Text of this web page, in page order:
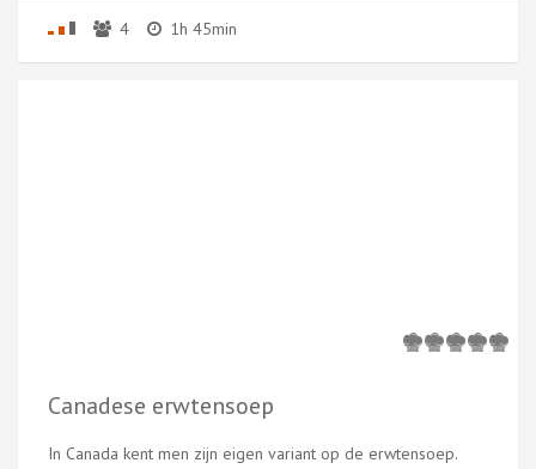
4 1h 45min
Canadese erwtensoep
In Canada kent men zijn eigen variant op de erwtensoep.